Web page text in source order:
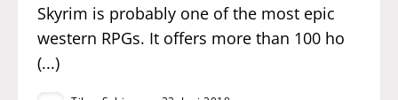
Skyrim is probably one of the most epic
western RPGs. It offers more than 100 ho
(...)